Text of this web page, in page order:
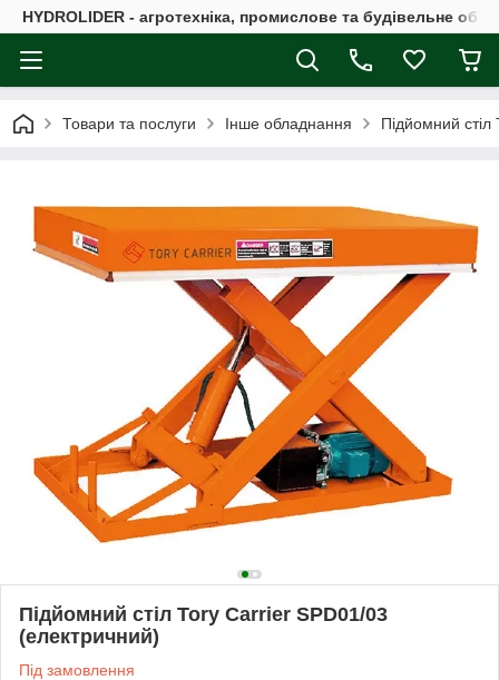
HYDROLIDER - агротехніка, промислове та будівельне
Товари та послуги Інше обладнання Підйомний
Підйомний стіл Tory Carrier SPD01/03
(електричний)
Під замовлення